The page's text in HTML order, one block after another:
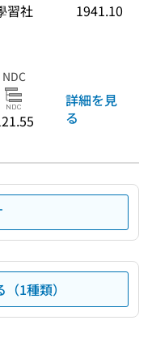
習社 1941.10
NDC
詳細を見
る
1種類）